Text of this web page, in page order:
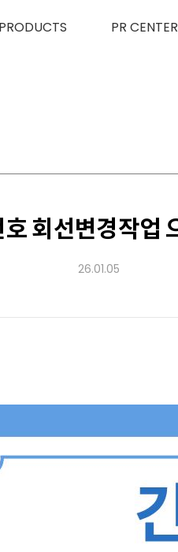
PRODUCTS PR CENTER
회선변경작업
26.01.05